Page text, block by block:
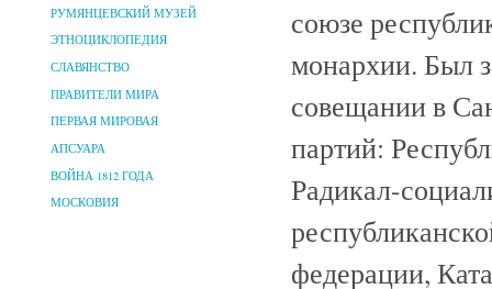
РУМЯНЦЕВСКИЙ МУЗЕЙ
ЭТНОЦИКЛОПЕДИЯ
СЛАВЯНСТВО
ПРАВИТЕЛИ МИРА
ПЕРВАЯ МИРОВАЯ
АПСУАРА
ВОЙНА 1812 ГОДА
МОСКОВИЯ
союзе
монархии. Был
совещании в
партий:
Радикал-
федерации,